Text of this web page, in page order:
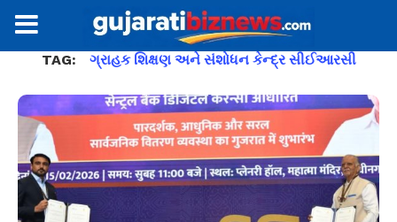
TAG: ગ્રાહક શિક્ષણ અને સંશોધન કેન્દ્ર સીઈઆરસી